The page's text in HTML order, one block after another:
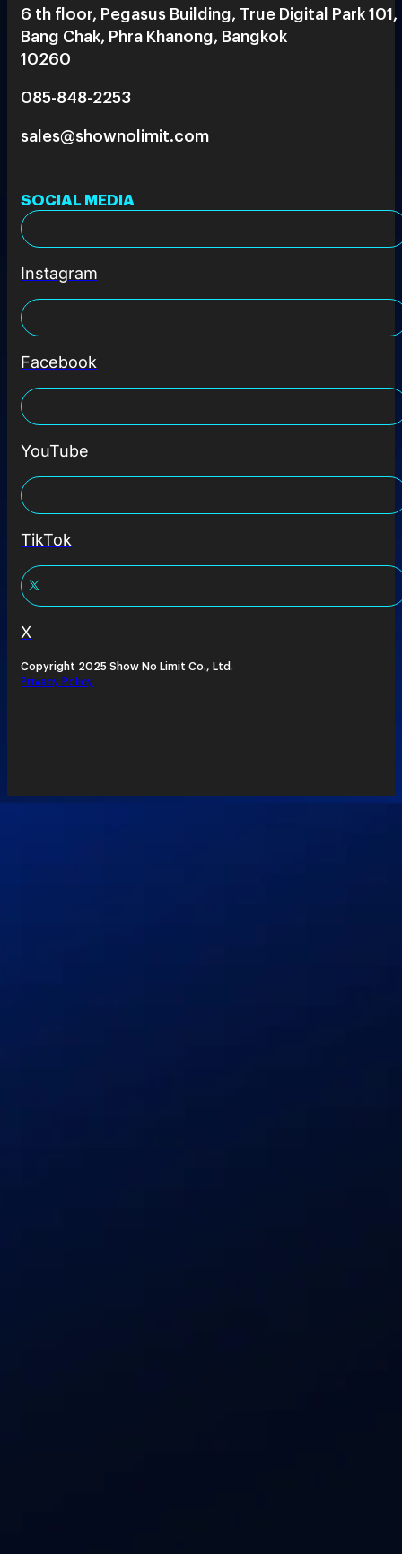
6 th floor, Pegasus Building, True Digital Park 101,
Bang Chak, Phra Khanong, Bangkok
10260
085-848-2253
sales@shownolimit.com
SOCIAL MEDIA
Instagram
Facebook
YouTube
TikTok
X
Copyright 2025 Show No Limit Co., Ltd.
Privacy Policy